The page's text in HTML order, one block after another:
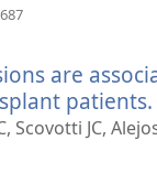
are
patients.
JC,